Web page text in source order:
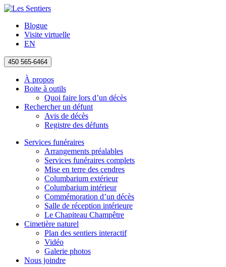
Blogue
Visite virtuelle
EN
450 565-6464
À propos
Boite à outils
Quoi faire lors d’un décès
Rechercher un défunt
Avis de décès
Registre des défunts
Services funéraires
Arrangements préalables
Services funéraires complets
Mise en terre des cendres
Columbarium extérieur
Columbarium intérieur
Commémoration d’un décès
Salle de réception intérieure
Le Chapiteau Champêtre
Cimetière naturel
Plan des sentiers interactif
Vidéo
Galerie photos
Nous joindre